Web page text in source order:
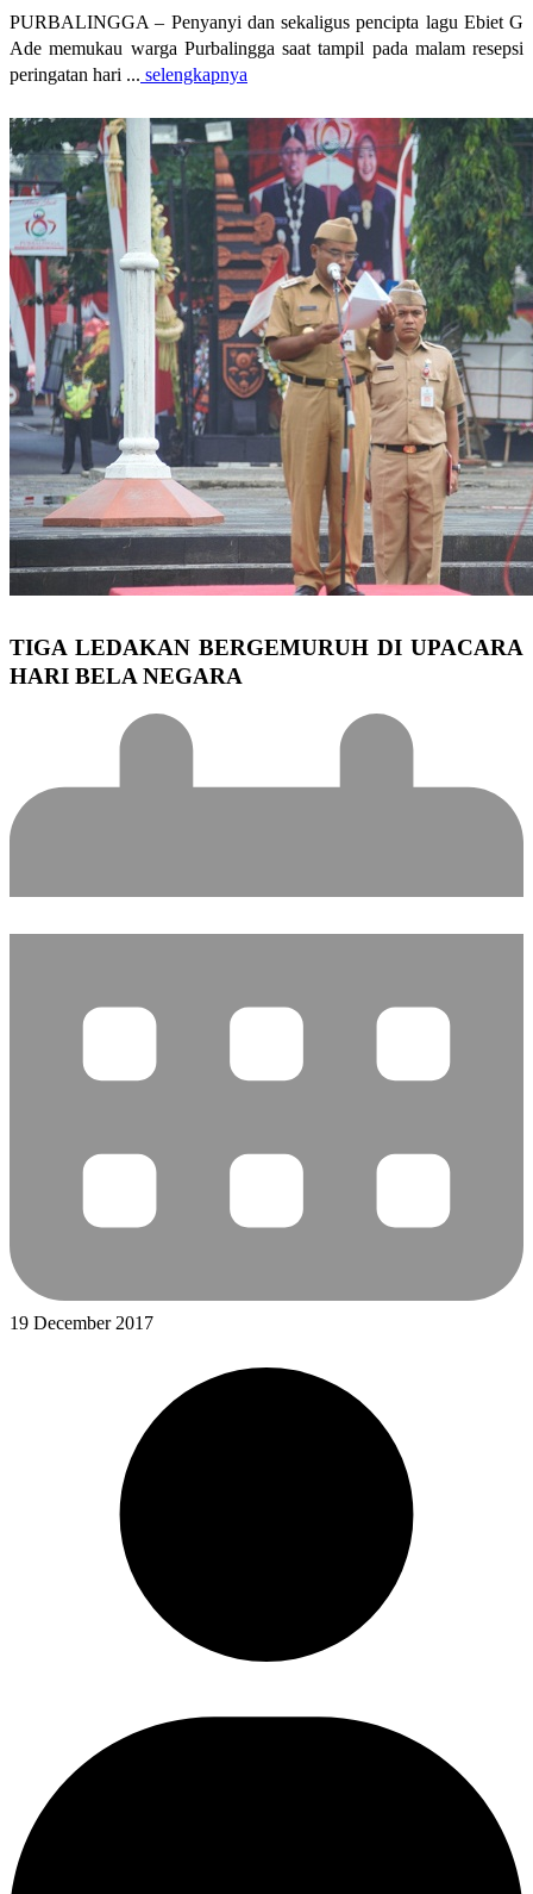
PURBALINGGA – Penyanyi dan sekaligus pencipta lagu Ebiet G
Ade memukau warga Purbalingga saat tampil pada malam resepsi
peringatan hari ... selengkapnya
TIGA LEDAKAN BERGEMURUH DI UPACARA
HARI BELA NEGARA
19 December 2017